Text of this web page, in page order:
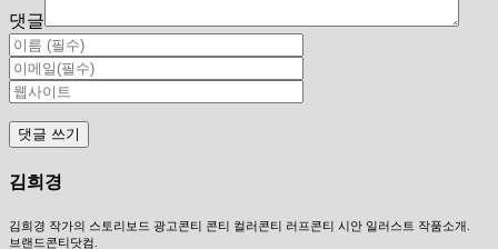
댓글
김희경
김희경 작가의 스토리보드 광고콘티 콘티 컬러콘티 러프콘티 시안 일러스트 작품소개.
브랜드콘티닷컴.